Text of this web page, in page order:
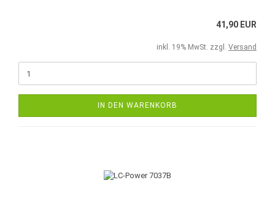
41,90 EUR
inkl. 19% MwSt. zzgl. Versand
IN DEN WARENKORB